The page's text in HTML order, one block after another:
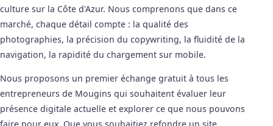
culture sur la Côte d'Azur. Nous comprenons que dans ce
marché, chaque détail compte : la qualité des
photographies, la précision du copywriting, la fluidité de la
navigation, la rapidité du chargement sur mobile.
Nous proposons un premier échange gratuit à tous les
entrepreneurs de Mougins qui souhaitent évaluer leur
présence digitale actuelle et explorer ce que nous pouvons